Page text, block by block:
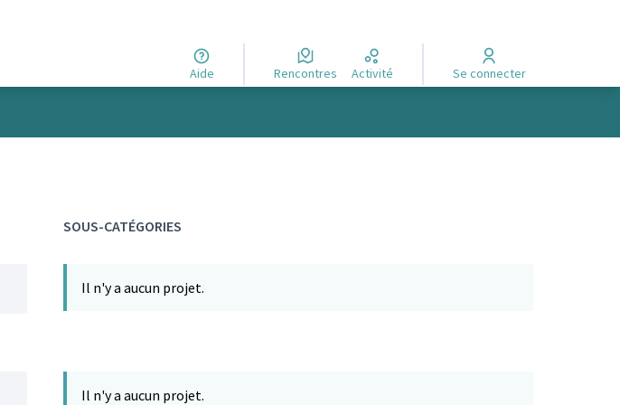
Aide Rencontres Activité Se connecter
SOUS-CATÉGORIES
Il n'y a aucun projet.
Il n'y a aucun projet.